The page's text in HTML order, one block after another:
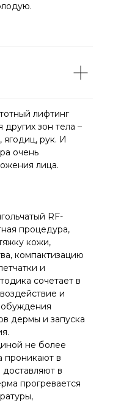
лифтинг
зон тела –
рук. И
очень
лица.
RF-
процедура,
кожи,
компактизацию
и
сочетает в
и
дермы и запуска
не более
проникают в
в
прогревается